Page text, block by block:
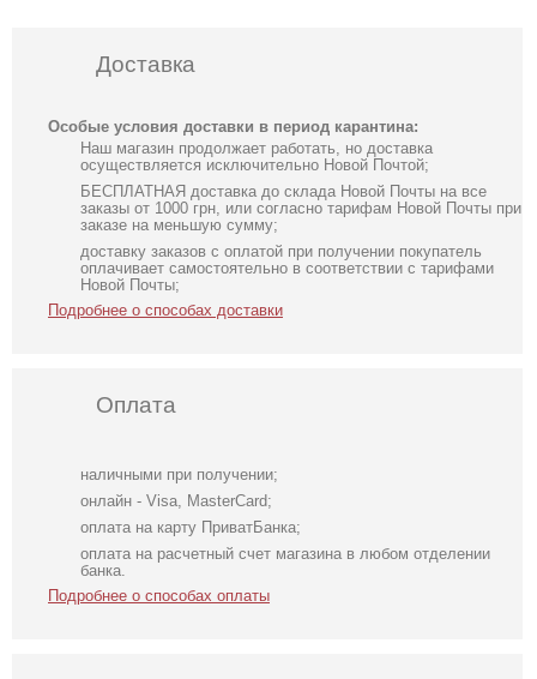
Доставка
Особые условия доставки в период карантина:
Наш магазин продолжает работать, но доставка
осуществляется исключительно Новой Почтой;
БЕСПЛАТНАЯ доставка до склада Новой Почты на все
заказы от 1000 грн, или согласно тарифам Новой Почты при
заказе на меньшую сумму;
доставку заказов с оплатой при получении покупатель
оплачивает самостоятельно в соответствии с тарифами
Новой Почты;
Подробнее о способах доставки
Оплата
наличными при получении;
онлайн - Visa, MasterCard;
оплата на карту ПриватБанка;
оплата на расчетный счет магазина в любом отделении
банка.
Подробнее о способах оплаты